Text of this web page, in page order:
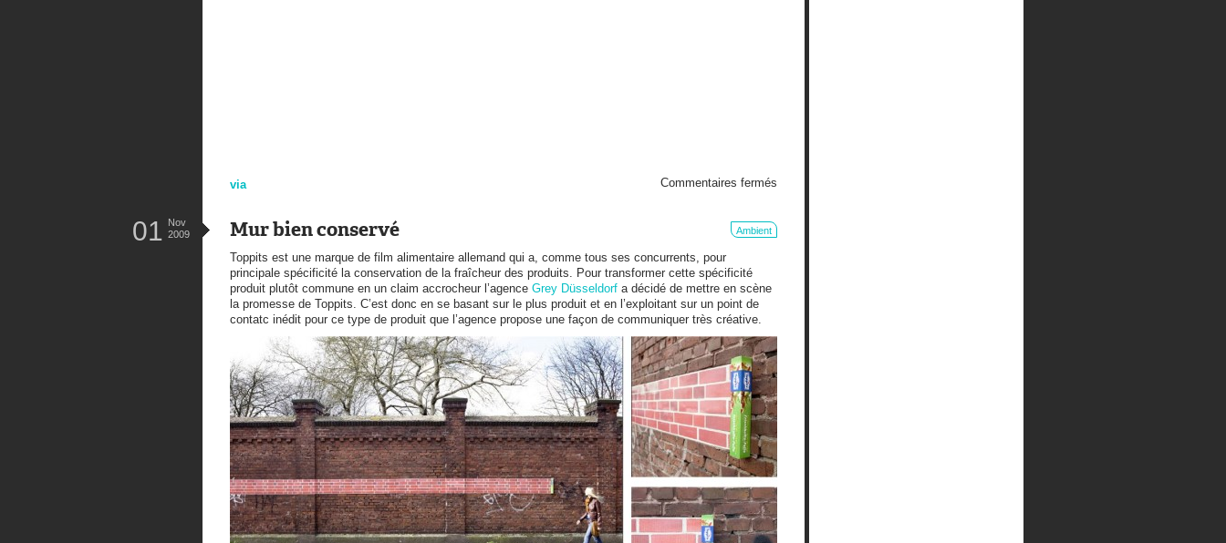
via Commentaires fermés
Mur bien conservé Ambient
01
Nov
2009
Toppits est une marque de film alimentaire allemand qui a, comme tous ses concurrents, pour
principale spécificité la conservation de la fraîcheur des produits. Pour transformer cette spécificité
produit plutôt commune en un claim accrocheur l’agence Grey Düsseldorf a décidé de mettre en scène
la promesse de Toppits. C’est donc en se basant sur le plus produit et en l’exploitant sur un point de
contatc inédit pour ce type de produit que l’agence propose une façon de communiquer très créative.